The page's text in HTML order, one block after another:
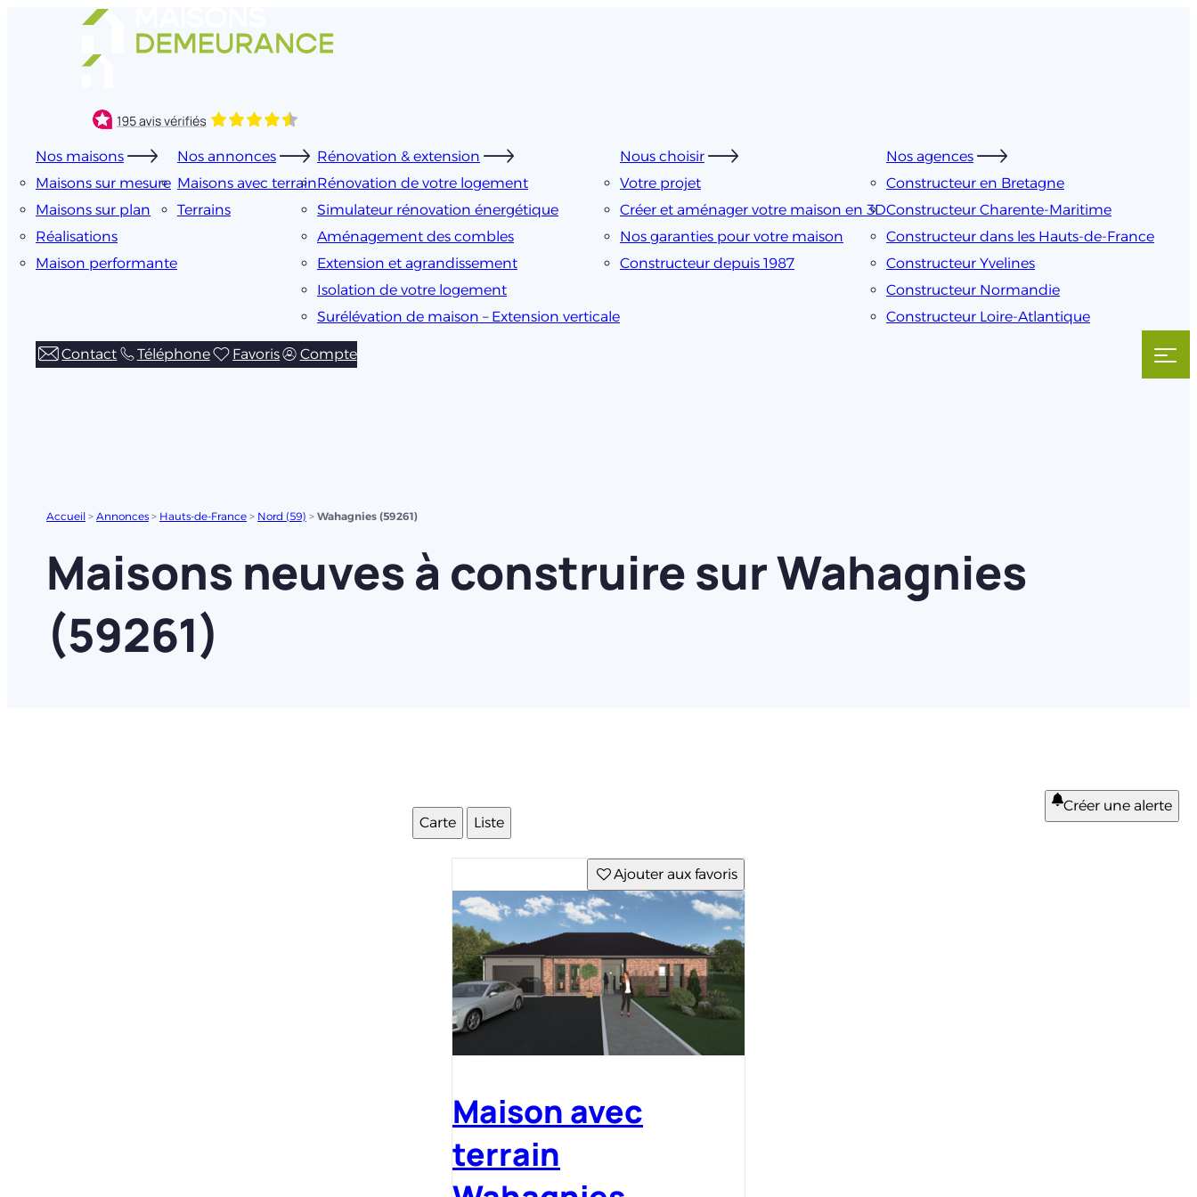
Nos maisons
Maisons sur mesure
Maisons sur plan
Réalisations
Maison performante
Nos annonces
Maisons avec terrain
Terrains
Rénovation & extension
Rénovation de votre logement
Simulateur rénovation énergétique
Aménagement des combles
Extension et agrandissement
Isolation de votre logement
Surélévation de maison – Extension verticale
Nous choisir
Votre projet
Créer et aménager votre maison en 3D
Nos garanties pour votre maison
Constructeur depuis 1987
Nos agences
Constructeur en Bretagne
Constructeur Charente-Maritime
Constructeur dans les Hauts-de-France
Constructeur Yvelines
Constructeur Normandie
Constructeur Loire-Atlantique
Contact Téléphone Favoris Compte
Accueil > Annonces > Hauts-de-France > Nord (59) > Wahagnies (59261)
Maisons neuves à construire sur Wahagnies
(59261)
Carte Liste
Créer une alerte
Ajouter aux favoris
Maison avec
terrain